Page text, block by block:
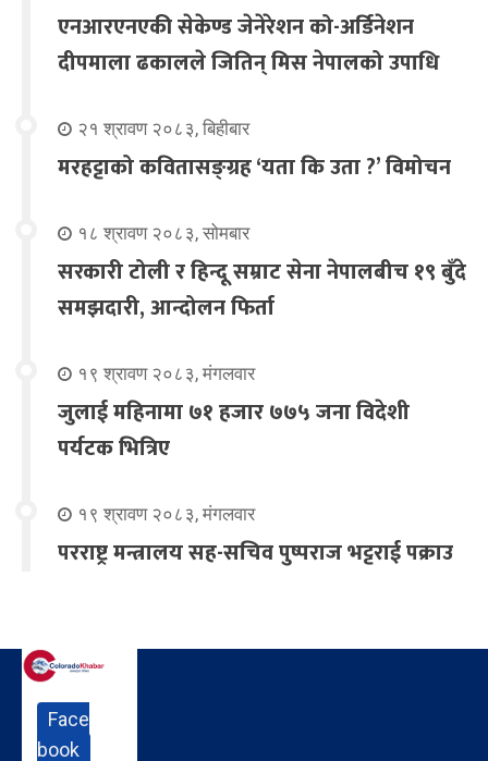
एनआरएनएकी सेकेण्ड जेनेरेशन को-अर्डिनेशन
दीपमाला ढकालले जितिन् मिस नेपालको उपाधि
२१ श्रावण २०८३, बिहीबार
मरहट्टाको कवितासङ्ग्रह ‘यता कि उता ?’ विमोचन
१८ श्रावण २०८३, सोमबार
सरकारी टोली र हिन्दू सम्राट सेना नेपालबीच १९ बुँदे
समझदारी, आन्दोलन फिर्ता
१९ श्रावण २०८३, मंगलवार
जुलाई महिनामा ७१ हजार ७७५ जना विदेशी
पर्यटक भित्रिए
१९ श्रावण २०८३, मंगलवार
परराष्ट्र मन्त्रालय सह-सचिव पुष्पराज भट्टराई पक्राउ
Face
book